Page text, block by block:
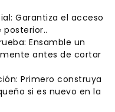
Garantiza el acceso
Ensamble un
antes de cortar
Primero construya
si es nuevo en la